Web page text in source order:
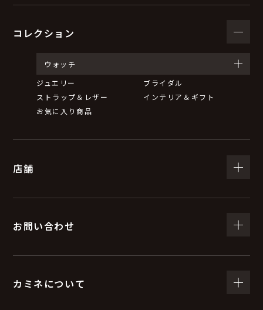
コレクション
ウォッチ
ジュエリー
ブライダル
ストラップ＆レザー
インテリア＆ギフト
お気に入り商品
店舗
お問い合わせ
カミネについて